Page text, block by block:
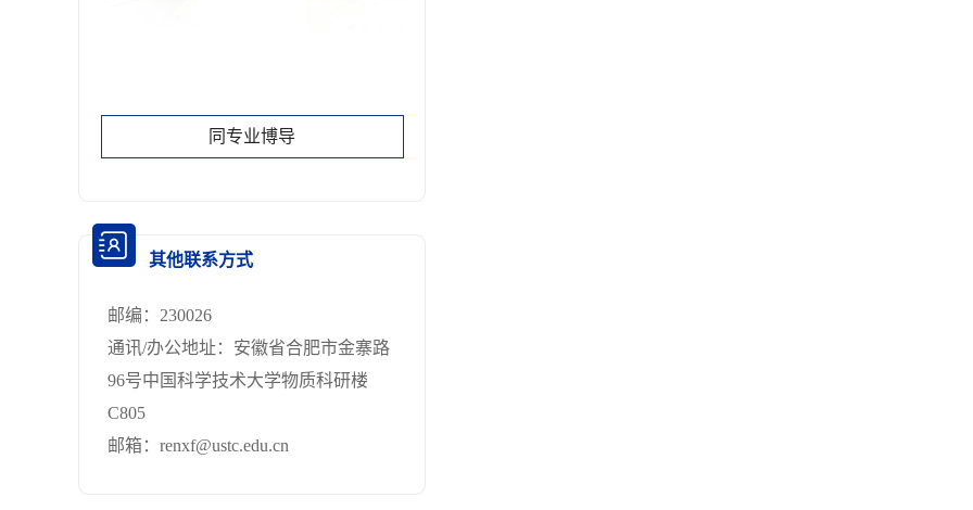
同专业博导
其他联系方式
邮编： 230026
通讯/办公地址： 安徽省合肥市金寨路
96号中国科学技术大学物质科研楼
C805
邮箱： renxf@ustc.edu.cn